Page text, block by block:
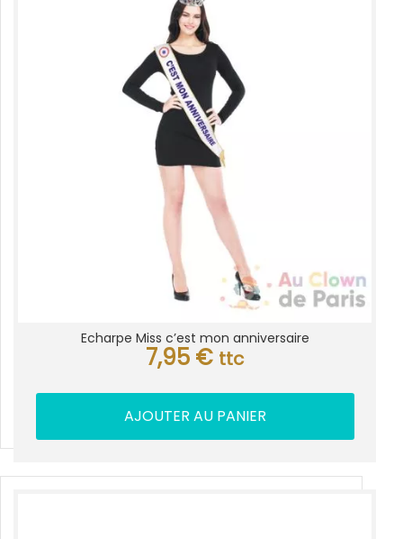
Echarpe Miss c’est mon anniversaire
7,95 € ttc
AJOUTER AU PANIER